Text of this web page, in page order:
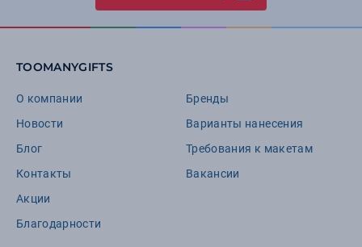
TOOMANYGIFTS
О компании
Новости
Блог
Контакты
Акции
Благодарности
Бренды
Варианты нанесения
Требования к макетам
Вакансии